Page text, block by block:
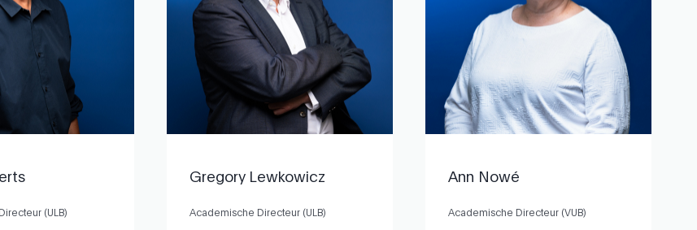
(ULB)
Gregory Lewkowicz
Academische Directeur (ULB)
Ann Nowé
Academische Directeur (VUB)